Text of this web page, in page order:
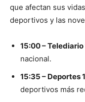
que afectan sus
deportivos y las
15:00 – Telediario
nacional.
15:35 – Deportes
deportivos más